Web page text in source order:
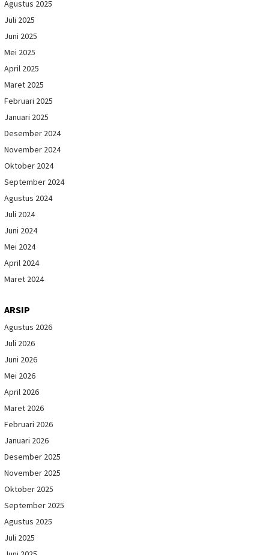
Agustus 2025
Juli 2025
Juni 2025
Mei 2025
April 2025
Maret 2025
Februari 2025
Januari 2025
Desember 2024
November 2024
Oktober 2024
September 2024
Agustus 2024
Juli 2024
Juni 2024
Mei 2024
April 2024
Maret 2024
ARSIP
Agustus 2026
Juli 2026
Juni 2026
Mei 2026
April 2026
Maret 2026
Februari 2026
Januari 2026
Desember 2025
November 2025
Oktober 2025
September 2025
Agustus 2025
Juli 2025